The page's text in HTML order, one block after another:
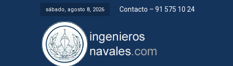
sábado, agosto 8, 2026 Contacto – 91 575 10 24